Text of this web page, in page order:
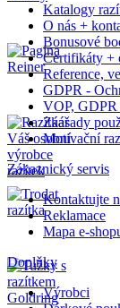
Katalogy
O nás +
Bonusové
Certifikáty +
Reference,
GDPR -
VOP, GDPR
Záasady
Motivační
Zákaznický servis
Kontaktujte
Reklamace
Mapa e-
Doplňky
Výrobci